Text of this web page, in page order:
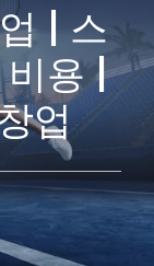
| 스
용 |
업